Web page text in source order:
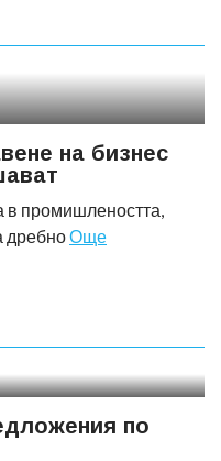
на бизнес
в промишлеността,
дребноОще
по